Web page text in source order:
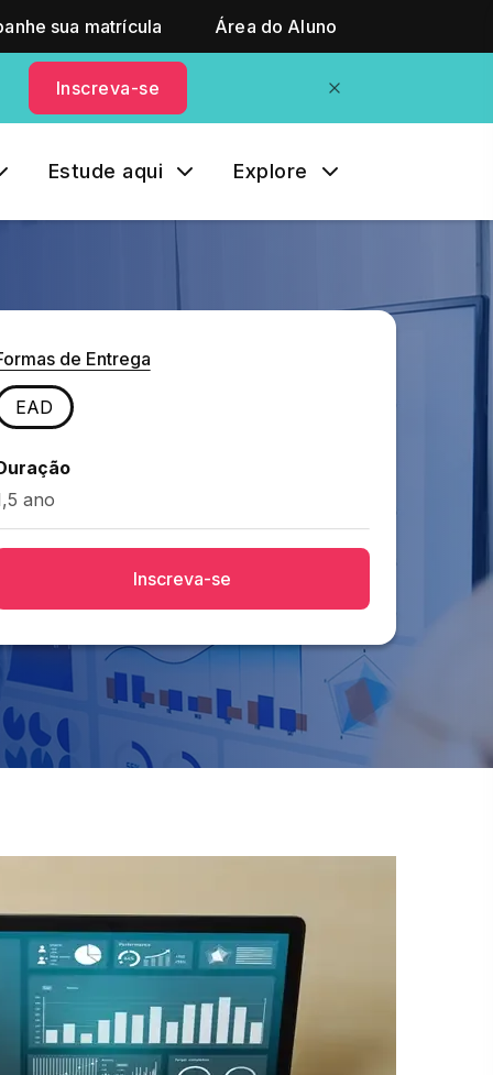
sua matrícula Área do Aluno
Inscreva-se
Estude aqui Explore
de Entrega
EAD
ano
Inscreva-se